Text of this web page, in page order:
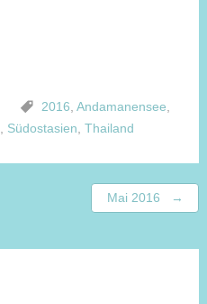
2016 Andamanensee
Südostasien Thailand
Mai 2016 →